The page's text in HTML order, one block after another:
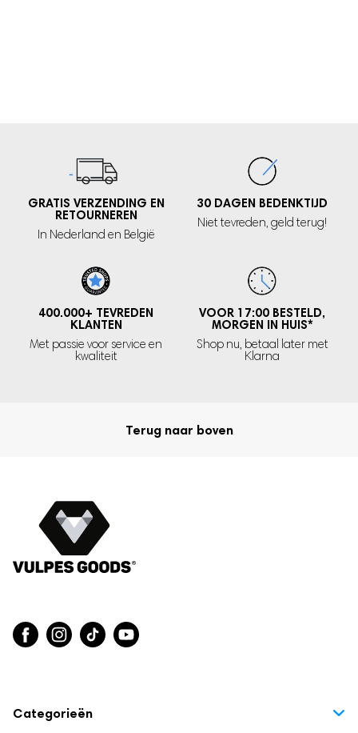
GRATIS VERZENDING EN
RETOURNEREN
In Nederland en België
30 DAGEN BEDENKTIJD
Niet tevreden, geld terug!
400.000+ TEVREDEN
KLANTEN
Met passie voor service en
kwaliteit
VOOR 17:00 BESTELD,
MORGEN IN HUIS*
Shop nu, betaal later met
Klarna
Terug naar boven
Categorieën